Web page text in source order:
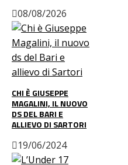
08/08/2026
CHI È GIUSEPPE
MAGALINI, IL NUOVO
DS DEL BARI E
ALLIEVO DI SARTORI
19/06/2024